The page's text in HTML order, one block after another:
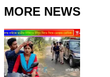
MORE NEWS